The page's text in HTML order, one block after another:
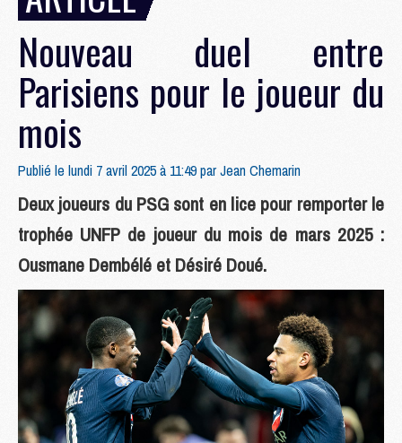
Nouveau duel entre
Parisiens pour le joueur du
mois
Publié le lundi 7 avril 2025 à 11:49 parJean Chemarin
Deux joueurs du PSG sont en lice pour remporter le
trophée UNFP de joueur du mois de mars 2025 :
Ousmane Dembélé et Désiré Doué.